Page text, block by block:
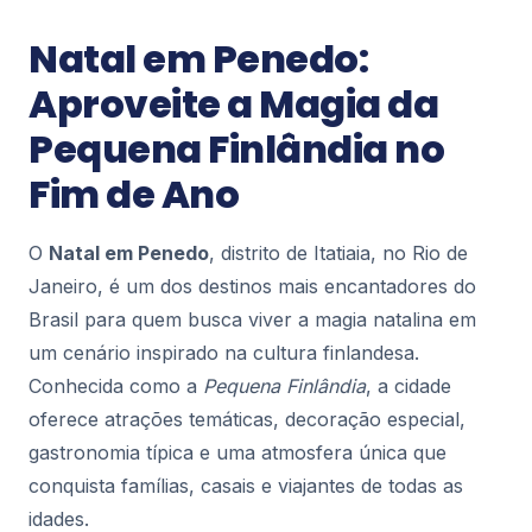
Penedo: Onde Ficar – Dicas de
Hospedagem na Pequena Finlândia
Localizada no sul do estado do Rio de Janeiro, a
charmosa cidade de Penedo é um dos destinos
turísticos mais procurados da região serrana. C...
95
Penedo
10 Pontos Turísticos Imperdíveis em
Penedo
Todos os posts foram carregados
Natal em Penedo:
Aproveite a Magia da
Pequena Finlândia no
Fim de Ano
O Natal em Penedo, distrito de Itatiaia, no Rio de
Janeiro, é um dos destinos mais encantadores do
Brasil para quem busca viver a magia natalina em
um cenário inspirado na cultura finlandesa.
Conhecida como a Pequena Finlândia, a cidade
oferece atrações temáticas, decoração especial,
gastronomia típica e uma atmosfera única que
conquista famílias, casais e viajantes de todas as
idades.